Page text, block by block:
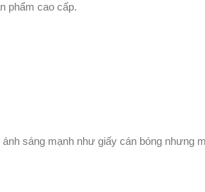
phẩm cao cấp.
sáng mạnh như giấy cán bóng nhưng